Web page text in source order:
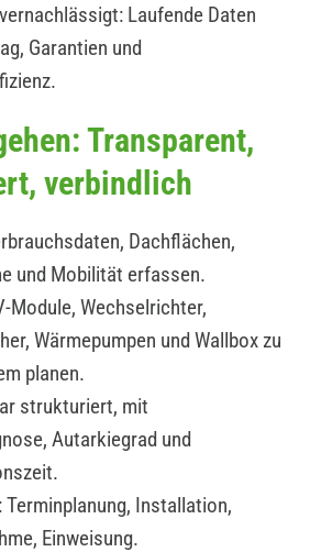
Laufende Daten
Garantien und
Transparent,
verbindlich
Dachflächen,
und Mobilität erfassen.
Module, Wechselrichter,
Wärmepumpen und Wallbox zu
planen.
strukturiert, mit
Autarkiegrad und
Terminplanung, Installation,
Einweisung.